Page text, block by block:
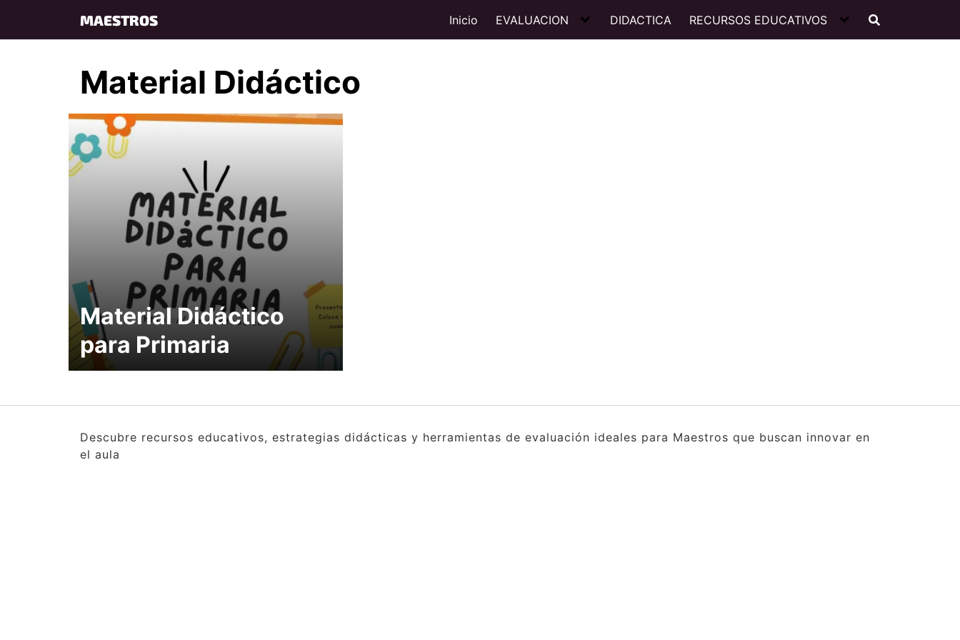
content
MAESTROS Inicio EVALUACION DIDACTICA RECURSOS EDUCATIVOS
Material Didáctico
Material Didáctico
para Primaria
Descubre recursos educativos, estrategias didácticas y herramientas de evaluación ideales para Maestros que buscan innovar en
el aula